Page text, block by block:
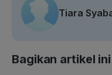
Tiara
Bagikan artikel